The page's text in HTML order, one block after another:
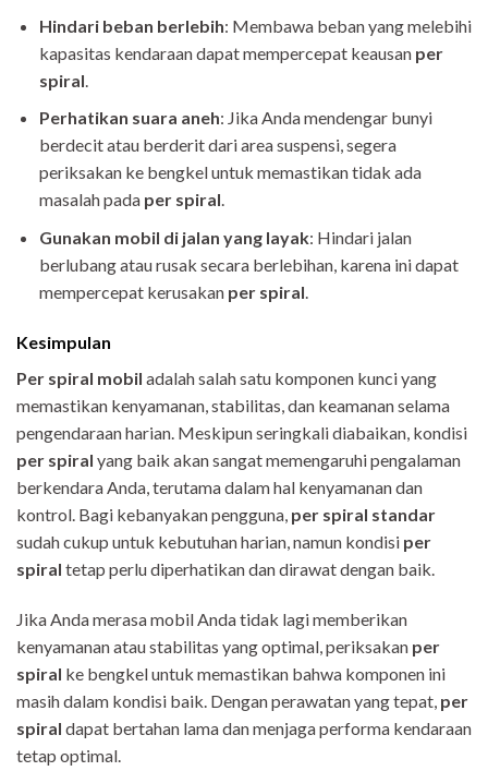
Hindari beban berlebih: Membawa beban yang melebihi
kapasitas kendaraan dapat mempercepat keausan per
spiral.
Perhatikan suara aneh: Jika Anda mendengar bunyi
berdecit atau berderit dari area suspensi, segera
periksakan ke bengkel untuk memastikan tidak ada
masalah pada per spiral.
Gunakan mobil di jalan yang layak: Hindari jalan
berlubang atau rusak secara berlebihan, karena ini dapat
mempercepat kerusakan per spiral.
Kesimpulan
Per spiral mobil adalah salah satu komponen kunci yang
memastikan kenyamanan, stabilitas, dan keamanan selama
pengendaraan harian. Meskipun seringkali diabaikan, kondisi
per spiral yang baik akan sangat memengaruhi pengalaman
berkendara Anda, terutama dalam hal kenyamanan dan
kontrol. Bagi kebanyakan pengguna, per spiral standar
sudah cukup untuk kebutuhan harian, namun kondisi per
spiral tetap perlu diperhatikan dan dirawat dengan baik.
Jika Anda merasa mobil Anda tidak lagi memberikan
kenyamanan atau stabilitas yang optimal, periksakan per
spiral ke bengkel untuk memastikan bahwa komponen ini
masih dalam kondisi baik. Dengan perawatan yang tepat, per
spiral dapat bertahan lama dan menjaga performa kendaraan
tetap optimal.